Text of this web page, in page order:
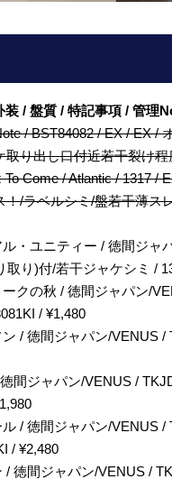
/ 盤質 / 特記事項 / 管理
/ BST84082 / EX / EX /
り出し口付近若干裂け
Come / Atlantic / 1317
！/ラベルシミ/盤若干薄
・ユニティー / 徳間ジャ
り)付/若干ジャケシミ /
クの秋 / 徳間ジャパン/
/ ¥1,480
/ 徳間ジャパン/VENUS /
間ジャパン/VENUS /
/ 徳間ジャパン/VENUS /
/ ¥2,480
徳間ジャパン/VENUS /